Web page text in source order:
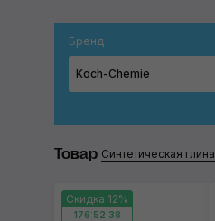
Бренд
Koch-Chemie
Товар Синтетическая глина
Скидка 12%
176:52:37